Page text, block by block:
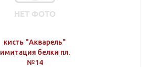
кисть "Акварель"
имитация белки пл.
№14